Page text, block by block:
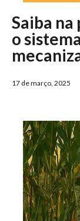
Saiba
o
17 de março, 2025